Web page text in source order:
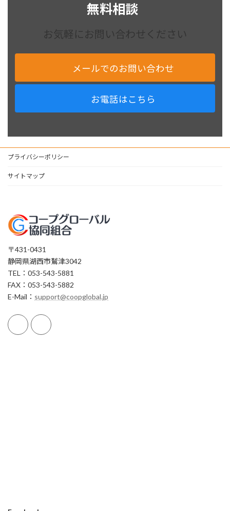
無料相談
お気軽にお問い合わせください
メールでのお問い合わせ
お電話はこちら
プライバシーポリシー
サイトマップ
〒431-0431
静岡県湖西市鷲津3042
TEL：053-543-5881
FAX：053-543-5882
E-Mail： support@coopglobal.jp